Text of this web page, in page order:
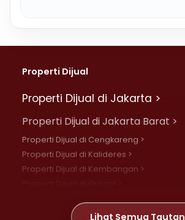
Properti Dijual
Properti Dijual di Jakarta >
Properti Dijual di Jakarta Barat >
Properti Dijual di Cengkareng >
Properti Dijual di Kalideres >
Properti Dijual di Kembangan >
Properti Dijual di Meruya >Lihat Semua Tautan